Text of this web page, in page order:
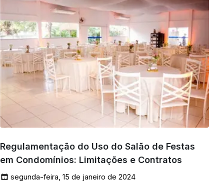
Regulamentação do Uso do Salão de Festas
em Condomínios: Limitações e Contratos
segunda-feira, 15 de janeiro de 2024